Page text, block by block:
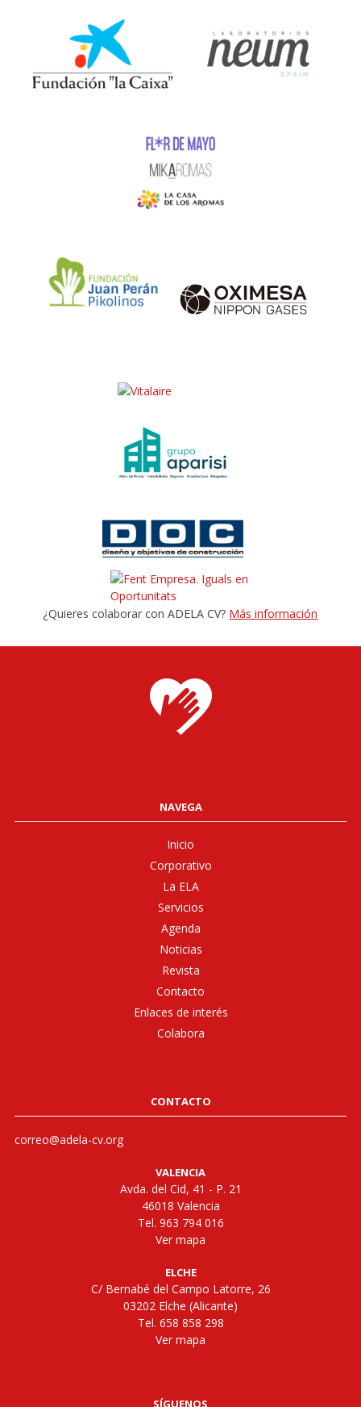
¿Quieres colaborar con ADELA CV? Más información
NAVEGA
Inicio
Corporativo
La ELA
Servicios
Agenda
Noticias
Revista
Contacto
Enlaces de interés
Colabora
CONTACTO
correo@adela-cv.org
VALENCIA
Avda. del Cid, 41 - P. 21
46018 Valencia
Tel. 963 794 016
Ver mapa
ELCHE
C/ Bernabé del Campo Latorre, 26
03202 Elche (Alicante)
Tel. 658 858 298
Ver mapa
SÍGUENOS